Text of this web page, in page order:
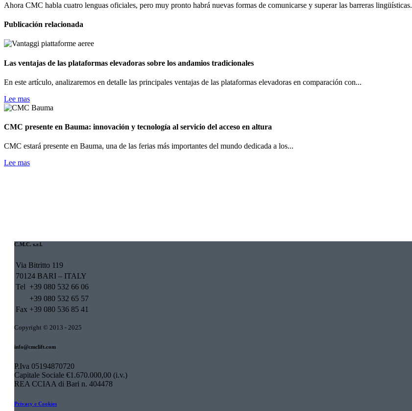
Ahora CMC habla cuatro lenguas oficiales, pero muy pronto habrá nuevas formas de comunicarse y superar las barreras lingüísticas.
Publicación relacionada
Las ventajas de las plataformas elevadoras sobre los andamios tradicionales
En este artículo, analizaremos en detalle las principales ventajas de las plataformas elevadoras en comparación con...
Lee mas
CMC presente en Bauma: innovación y tecnología al servicio del acceso en altura
CMC estará presente en Bauma, una de las ferias más importantes del mundo dedicada a los...
Lee mas
C.M.C. s.r.l.
Via Bitritto 119
70124 BARI – ITALY
Tel +39 080 532 66 06
+39 080 532 65 57
Fax +39 080 536 85 41
Copyright © 2013 - 2025
info@cmclift.com
P.Iva 05194870720
Capitale Sociale €1.670.000,00 (i.v.)
REA CCIAA di Bari n. 404478
Privacy e Cookies